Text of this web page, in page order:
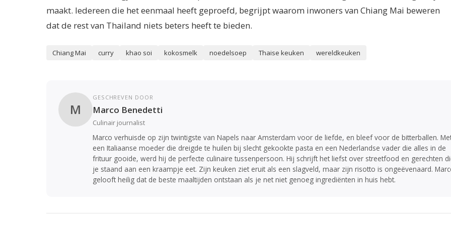
maakt. Iedereen die het eenmaal heeft geproefd, begrijpt waarom inwoners van Chiang Mai beweren
dat de rest van Thailand niets beters heeft te bieden.
Chiang Mai curry khao soi kokosmelk noedelsoep Thaise keuken wereldkeuken
M
GESCHREVEN DOOR
Marco Benedetti
Culinair journalist
Marco verhuisde op zijn twintigste van Napels naar Amsterdam voor de liefde, en bleef voor de bitterballen.
een Italiaanse moeder die dreigde te huilen bij slecht gekookte pasta en een Nederlandse vader die alles in de
frituur gooide, werd hij de perfecte culinaire tussenpersoon. Hij schrijft het liefst over streetfood en gerechten
je staand aan een kraampje eet. Zijn keuken ziet eruit als een slagveld, maar zijn risotto is ongeëvenaard.
gelooft heilig dat de beste maaltijden ontstaan als je net niet genoeg ingrediënten in huis hebt.